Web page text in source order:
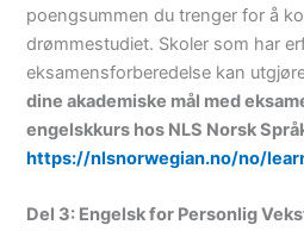
poengsummen du trenger for å
drømmestudiet. Skoler som har
eksamensforberedelse kan
dine akademiske mål med
engelskkurs hos NLS Norsk
https://nlsnorwegian.no/no/
Del 3: Engelsk for Personlig